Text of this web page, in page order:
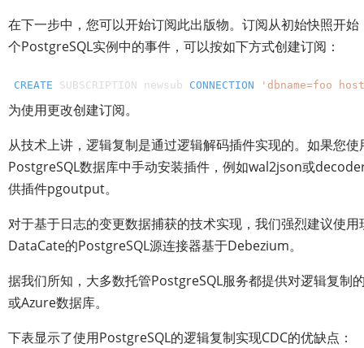
在下一步中，您可以开始订阅此出版物。订阅从初始快照开
个PostgreSQL实例中的事件，可以按如下方式创建订阅：
CREATE SUBSCRIPTION newsub CONNECTION 'dbname=foo
为使用更改创建订阅。
从技术上讲，逻辑复制是通过逻辑解码插件实现的。如果您
PostgreSQL数据库中手动安装插件，例如wal2json或
供插件pgoutput。
对于基于日志的变更数据捕获的技术实现，我们强烈建议使
DataCate的PostgreSQL源连接器基于Debezium。
据我们所知，大多数托管PostgreSQL服务都提供对逻辑复制
或Azure数据库。
下表显示了使用PostgreSQL的逻辑复制实现CDC的优缺点：